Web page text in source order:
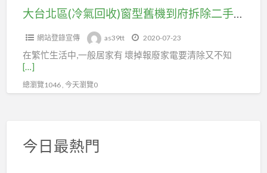
0920070470
大台北區(冷氣回收)窗型舊機到府拆除二手回收0920070470
網站登錄宣傳 as39tt 2020-07-23
在繁忙生活中,一般居家有 壞掉報廢家電要清除又不知
[…]
總瀏覽1046 , 今天瀏覽0
今日最熱門